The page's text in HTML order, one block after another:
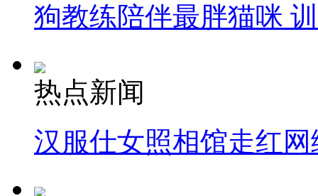
狗教练陪伴最胖猫咪
热点新闻
汉服仕女照相馆走红网